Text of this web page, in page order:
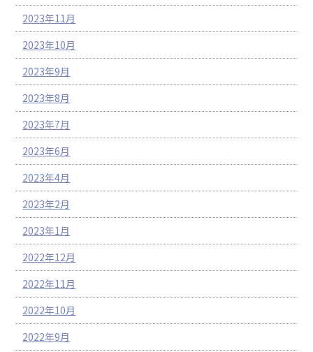
2023年11月
2023年10月
2023年9月
2023年8月
2023年7月
2023年6月
2023年4月
2023年2月
2023年1月
2022年12月
2022年11月
2022年10月
2022年9月